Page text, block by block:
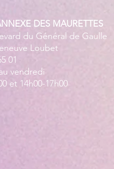
DES MAURETTES
du Général de Gaulle
Loubet
01
vendredi
et 14h00-17h00